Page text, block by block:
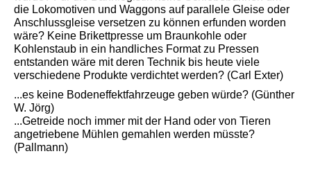
die Lokomotiven und Waggons auf parallele Gleise oder
Anschlussgleise versetzen zu können erfunden worden
wäre? Keine Brikettpresse um Braunkohle oder
Kohlenstaub in ein handliches Format zu Pressen
entstanden wäre mit deren Technik bis heute viele
verschiedene Produkte verdichtet werden? (Carl Exter)
...es keine Bodeneffektfahrzeuge geben würde? (Günther
W. Jörg)
...Getreide noch immer mit der Hand oder von Tieren
angetriebene Mühlen gemahlen werden müsste?
(Pallmann)